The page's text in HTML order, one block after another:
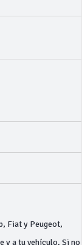
Fiat y Peugeot,
y a tu vehículo. Si no